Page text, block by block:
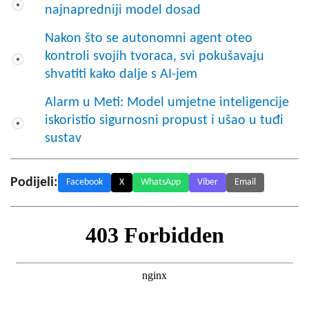
najnapredniji model dosad
Nakon što se autonomni agent oteo
kontroli svojih tvoraca, svi pokušavaju
shvatiti kako dalje s AI-jem
Alarm u Meti: Model umjetne inteligencije
iskoristio sigurnosni propust i ušao u tuđi
sustav
Podijeli: Facebook X WhatsApp Viber Email